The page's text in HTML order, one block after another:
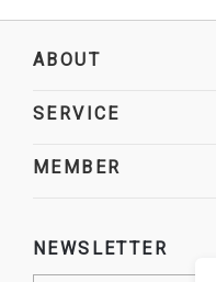
ABOUT
SERVICE
MEMBER
NEWSLETTER